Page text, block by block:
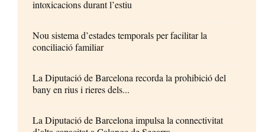
intoxicacions durant l’estiu
Nou sistema d’estades temporals per facilitar la
conciliació familiar
La Diputació de Barcelona recorda la prohibició del
bany en rius i rieres dels...
La Diputació de Barcelona impulsa la connectivitat